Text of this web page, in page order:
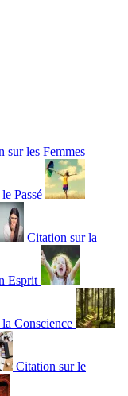
sur les Femmes
Passé
Citation sur la
Esprit
Conscience
Citation sur le